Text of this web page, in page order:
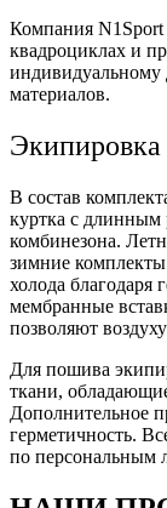
Компания
квадроциклах и
индивидуальному
материалов.
Экипировка
В состав
куртка с длинным
комбинезона.
зимние
холода
мембранные
позволяют
Для пошива
ткани,
Дополнительное
герметичность.
по персональным